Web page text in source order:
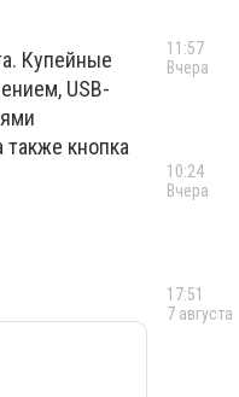
Купейные
USB-
кнопка
11:57
Вчера
10:24
Вчера
17:51
7 августа